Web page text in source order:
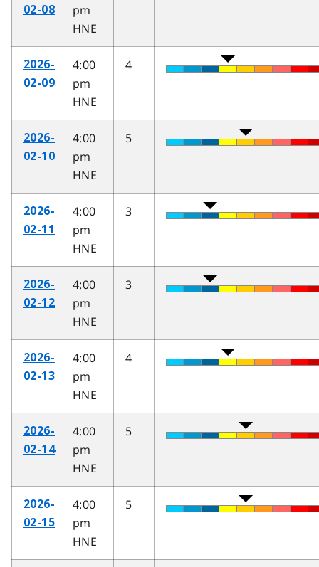
02-08
pm
HNE
2026-
02-09
4:00
pm
HNE
4
2026-
02-10
4:00
pm
HNE
5
2026-
02-11
4:00
pm
HNE
3
2026-
02-12
4:00
pm
HNE
3
2026-
02-13
4:00
pm
HNE
4
2026-
02-14
4:00
pm
HNE
5
2026-
02-15
4:00
pm
HNE
5